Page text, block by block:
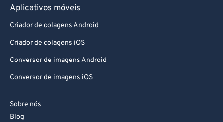
Aplicativos móveis
Criador de colagens Android
Criador de colagens iOS
Conversor de imagens Android
Conversor de imagens iOS
Sobre nós
Blog